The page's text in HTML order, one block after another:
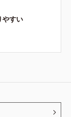
やすい